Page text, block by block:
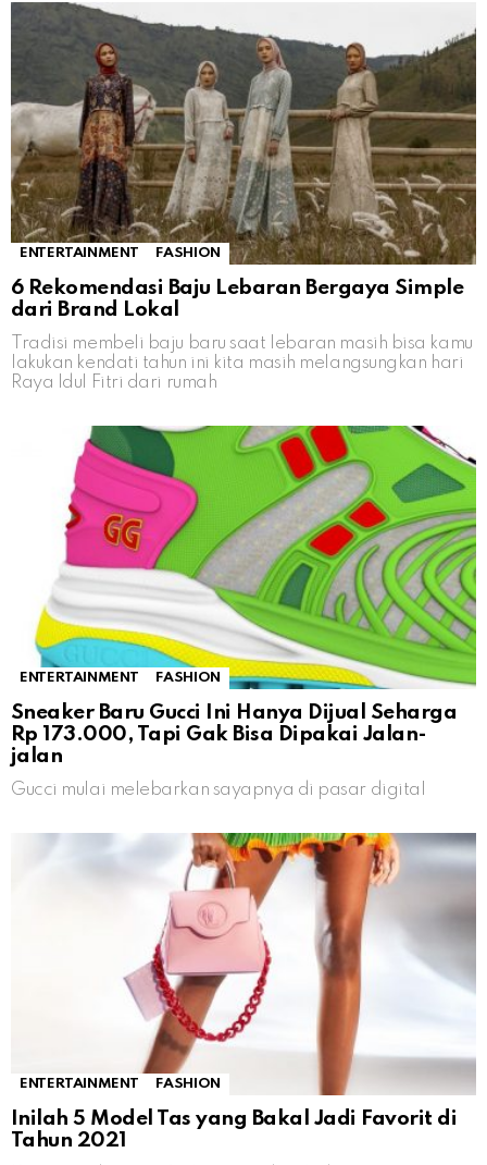
ENTERTAINMENT FASHION
6 Rekomendasi Baju Lebaran Bergaya Simple
dari Brand Lokal
Tradisi membeli baju baru saat lebaran masih bisa kamu
lakukan kendati tahun ini kita masih melangsungkan hari
Raya Idul Fitri dari rumah
ENTERTAINMENT FASHION
Sneaker Baru Gucci Ini Hanya Dijual Seharga
Rp 173.000, Tapi Gak Bisa Dipakai Jalan-
jalan
Gucci mulai melebarkan sayapnya di pasar digital
ENTERTAINMENT FASHION
Inilah 5 Model Tas yang Bakal Jadi Favorit di
Tahun 2021